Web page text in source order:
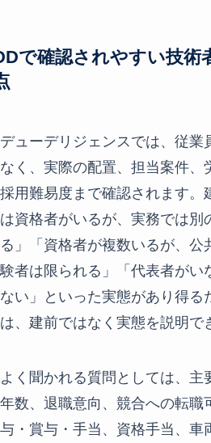
で確認されやすい技術
デューデリジェンスでは、従業
なく、実際の配置、担当案件、
採用難易度まで確認されます。
は資格者がいるが、実務では別
る」「資格者が複数いるが、公
験者は限られる」「代表者がい
ない」といった実態があり得る
は、建前ではなく実態を説明で
よく聞かれる質問としては、主
年数、退職意向、競合への転職
与・賞与・手当、資格手当、車